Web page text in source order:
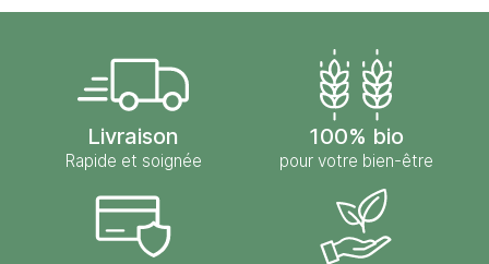
Livraison
Rapide et soignée
100% bio
pour votre bien-être